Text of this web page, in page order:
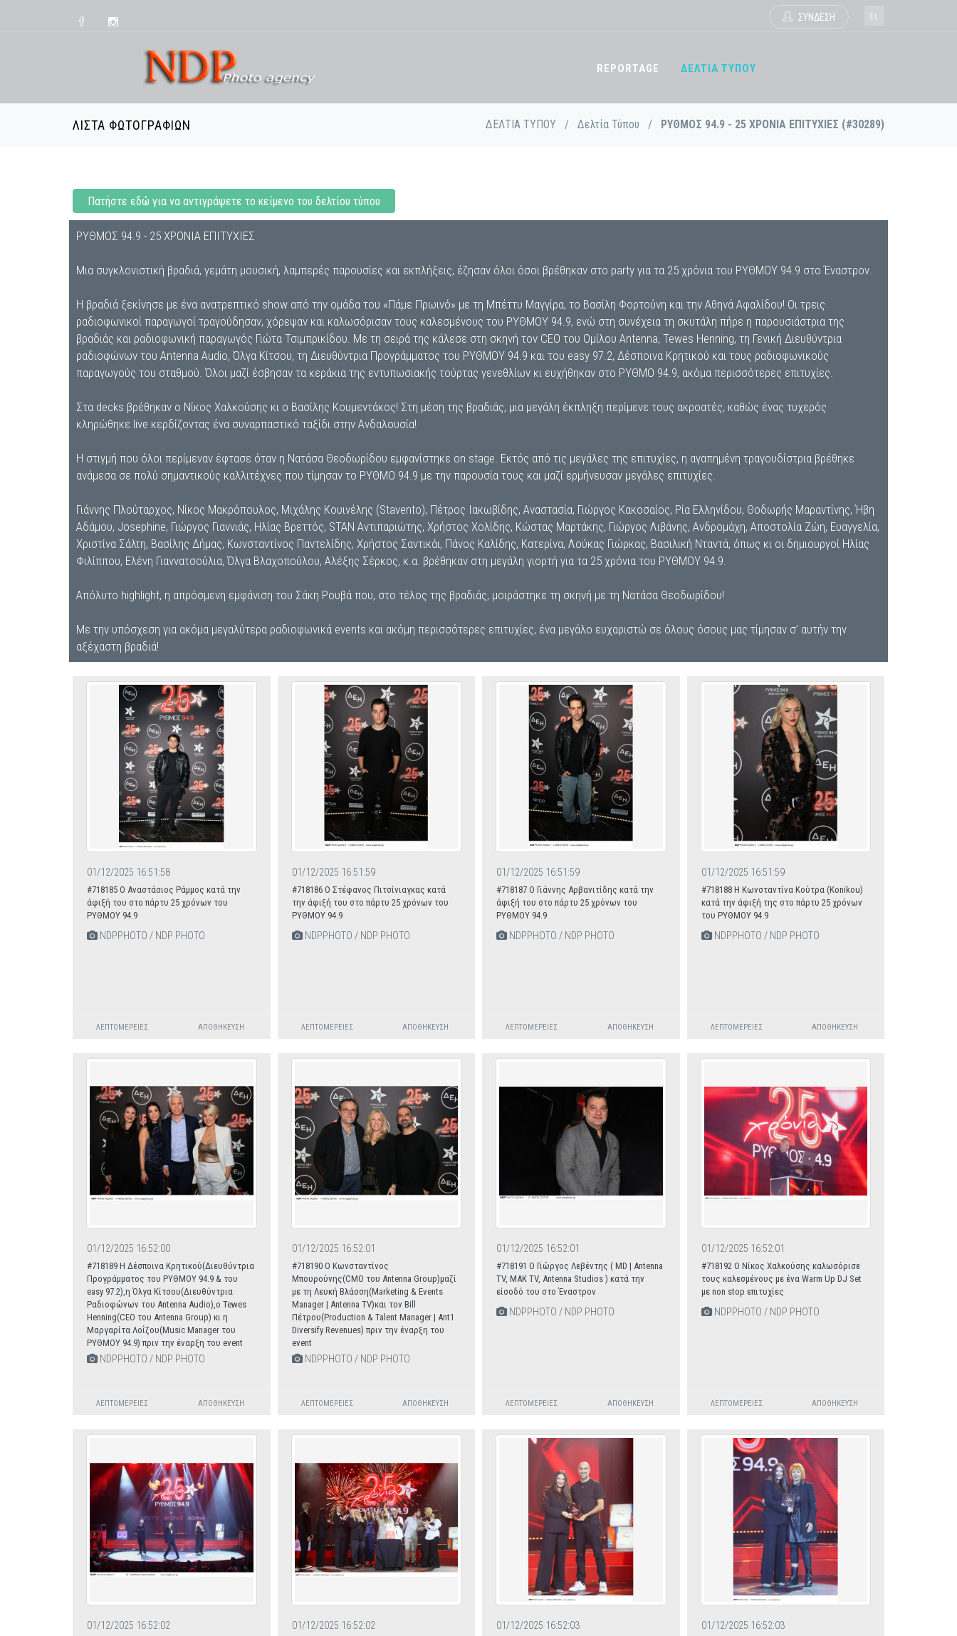
ΣΥΝΔΕΣΗ EL
REPORTAGE ΔΕΛΤΙΑ ΤΥΠΟΥ
ΛΊΣΤΑ ΦΩΤΟΓΡΑΦΙΏΝ ΔΕΛΤΙΑ ΤΥΠΟΥ / Δελτία Τύπου / ΡΥΘΜΟΣ 94.9 - 25 ΧΡΟΝΙΑ ΕΠΙΤΥΧΙΕΣ (#30289)
Πατήστε εδώ για να αντιγράψετε το κείμενο του δελτίου τύπου
ΡΥΘΜΟΣ 94.9 - 25 ΧΡΟΝΙΑ ΕΠΙΤΥΧΙΕΣ
Μια συγκλονιστική βραδιά, γεμάτη μουσική, λαμπερές παρουσίες και εκπλήξεις, έζησαν όλοι όσοι βρέθηκαν στο party για τα 25 χρόνια του ΡΥΘΜΟΥ 94.9 στο Έναστρον.
Η βραδιά ξεκίνησε με ένα ανατρεπτικό show από την ομάδα του «Πάμε Πρωινό» με τη Μπέττυ Μαγγίρα, το Βασίλη Φορτούνη και την Αθηνά Αφαλίδου! Οι τρεις
ραδιοφωνικοί παραγωγοί τραγούδησαν, χόρεψαν και καλωσόρισαν τους καλεσμένους του ΡΥΘΜΟΥ 94.9, ενώ στη συνέχεια τη σκυτάλη πήρε η παρουσιάστρια της
βραδιάς και ραδιοφωνική παραγωγός Γιώτα Τσιμπρικίδου. Με τη σειρά της κάλεσε στη σκηνή τον CEO του Ομίλου Antenna, Tewes Henning, τη Γενική Διευθύντρια
ραδιοφώνων του Antenna Audio, Όλγα Κίτσου, τη Διευθύντρια Προγράμματος του ΡΥΘΜΟΥ 94.9 και του easy 97.2, Δέσποινα Κρητικού και τους ραδιοφωνικούς
παραγωγούς του σταθμού. Όλοι μαζί έσβησαν τα κεράκια της εντυπωσιακής τούρτας γενεθλίων κι ευχήθηκαν στο ΡΥΘΜΟ 94.9, ακόμα περισσότερες επιτυχίες.
Στα decks βρέθηκαν ο Νίκος Χαλκούσης κι ο Βασίλης Κουμεντάκος! Στη μέση της βραδιάς, μια μεγάλη έκπληξη περίμενε τους ακροατές, καθώς ένας τυχερός
κληρώθηκε live κερδίζοντας ένα συναρπαστικό ταξίδι στην Ανδαλουσία!
Η στιγμή που όλοι περίμεναν έφτασε όταν η Νατάσα Θεοδωρίδου εμφανίστηκε on stage. Εκτός από τις μεγάλες της επιτυχίες, η αγαπημένη τραγουδίστρια βρέθηκε
ανάμεσα σε πολύ σημαντικούς καλλιτέχνες που τίμησαν το ΡΥΘΜΟ 94.9 με την παρουσία τους και μαζί ερμήνευσαν μεγάλες επιτυχίες.
Γιάννης Πλούταρχος, Νίκος Μακρόπουλος, Μιχάλης Κουινέλης (Stavento), Πέτρος Ιακωβίδης, Αναστασία, Γιώργος Κακοσαίος, Ρία Ελληνίδου, Θοδωρής Μαραντίνης, Ήβη
Αδάμου, Josephine, Γιώργος Γιαννιάς, Ηλίας Βρεττός, STAN Αντιπαριώτης, Χρήστος Χολίδης, Κώστας Μαρτάκης, Γιώργος Λιβάνης, Ανδρομάχη, Αποστολία Ζώη, Ευαγγελία,
Χριστίνα Σάλτη, Βασίλης Δήμας, Κωνσταντίνος Παντελίδης, Χρήστος Σαντικάι, Πάνος Καλίδης, Κατερίνα, Λούκας Γιώρκας, Βασιλική Νταντά, όπως κι οι δημιουργοί Ηλίας
Φιλίππου, Ελένη Γιαννατσούλια, Όλγα Βλαχοπούλου, Αλέξης Σέρκος, κ.α. βρέθηκαν στη μεγάλη γιορτή για τα 25 χρόνια του ΡΥΘΜΟΥ 94.9.
Απόλυτο highlight, η απρόσμενη εμφάνιση του Σάκη Ρουβά που, στο τέλος της βραδιάς, μοιράστηκε τη σκηνή με τη Νατάσα Θεοδωρίδου!
Με την υπόσχεση για ακόμα μεγαλύτερα ραδιοφωνικά events και ακόμη περισσότερες επιτυχίες, ένα μεγάλο ευχαριστώ σε όλους όσους μας τίμησαν σ’ αυτήν την
αξέχαστη βραδιά!
01/12/2025 16:51:58
#718185 Ο Αναστάσιος Ράμμος κατά την
άφιξή του στο πάρτυ 25 χρόνων του
ΡΥΘΜΟΥ 94.9
NDPPHOTO / NDP PHOTO
ΛΕΠΤΟΜΈΡΕΙΕΣ ΑΠΟΘΉΚΕΥΣΗ
01/12/2025 16:51:59
#718186 Ο Στέφανος Πιτσίνιαγκας κατά
την άφιξή του στο πάρτυ 25 χρόνων του
ΡΥΘΜΟΥ 94.9
NDPPHOTO / NDP PHOTO
ΛΕΠΤΟΜΈΡΕΙΕΣ ΑΠΟΘΉΚΕΥΣΗ
01/12/2025 16:51:59
#718187 Ο Γιάννης Αρβανιτίδης κατά την
άφιξή του στο πάρτυ 25 χρόνων του
ΡΥΘΜΟΥ 94.9
NDPPHOTO / NDP PHOTO
ΛΕΠΤΟΜΈΡΕΙΕΣ ΑΠΟΘΉΚΕΥΣΗ
01/12/2025 16:51:59
#718188 Η Κωνσταντίνα Κούτρα (Κonikou)
κατά την άφιξή της στο πάρτυ 25 χρόνων
του ΡΥΘΜΟΥ 94.9
NDPPHOTO / NDP PHOTO
ΛΕΠΤΟΜΈΡΕΙΕΣ ΑΠΟΘΉΚΕΥΣΗ
01/12/2025 16:52:00
#718189 Η Δέσποινα Κρητικού(Διευθύντρια
Προγράμματος του ΡΥΘΜΟΥ 94.9 & του
easy 97.2),η Όλγα Κίτσου(Διευθύντρια
Ραδιοφώνων του Antenna Audio),o Tewes
Henning(CEO του Antenna Group) κι η
Μαργαρίτα Λοΐζου(Music Manager του
ΡΥΘΜΟΥ 94.9) πριν την έναρξη του event
NDPPHOTO / NDP PHOTO
ΛΕΠΤΟΜΈΡΕΙΕΣ ΑΠΟΘΉΚΕΥΣΗ
01/12/2025 16:52:01
#718190 O Κωνσταντίνος
Μπουρούνης(CMO του Antenna Group)μαζί
με τη Λευκή Βλάσση(Marketing & Events
Manager | Antenna TV)και τον Bill
Πέτρου(Production & Talent Manager | Ant1
Diversify Revenues) πριν την έναρξη του
event
NDPPHOTO / NDP PHOTO
ΛΕΠΤΟΜΈΡΕΙΕΣ ΑΠΟΘΉΚΕΥΣΗ
01/12/2025 16:52:01
#718191 Ο Γιώργος Λεβέντης ( MD | Antenna
TV, MAK TV, Antenna Studios ) κατά την
είσοδό του στο Έναστρον
NDPPHOTO / NDP PHOTO
ΛΕΠΤΟΜΈΡΕΙΕΣ ΑΠΟΘΉΚΕΥΣΗ
01/12/2025 16:52:01
#718192 O Νίκος Χαλκούσης καλωσόρισε
τους καλεσμένους με ένα Warm Up DJ Set
με non stop επιτυχίες
NDPPHOTO / NDP PHOTO
ΛΕΠΤΟΜΈΡΕΙΕΣ ΑΠΟΘΉΚΕΥΣΗ
01/12/2025 16:52:02 01/12/2025 16:52:02 01/12/2025 16:52:03 01/12/2025 16:52:03